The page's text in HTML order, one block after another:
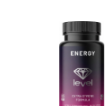
Das Produkt
einen
Phasen